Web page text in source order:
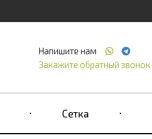
Напишите нам
Закажите обратный звонок
Сетка